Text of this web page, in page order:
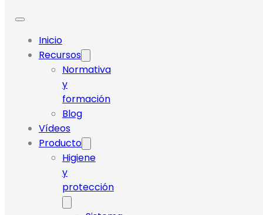
Inicio
Recursos
Normativa
y
formación
Blog
Vídeos
Producto
Higiene
y
protección